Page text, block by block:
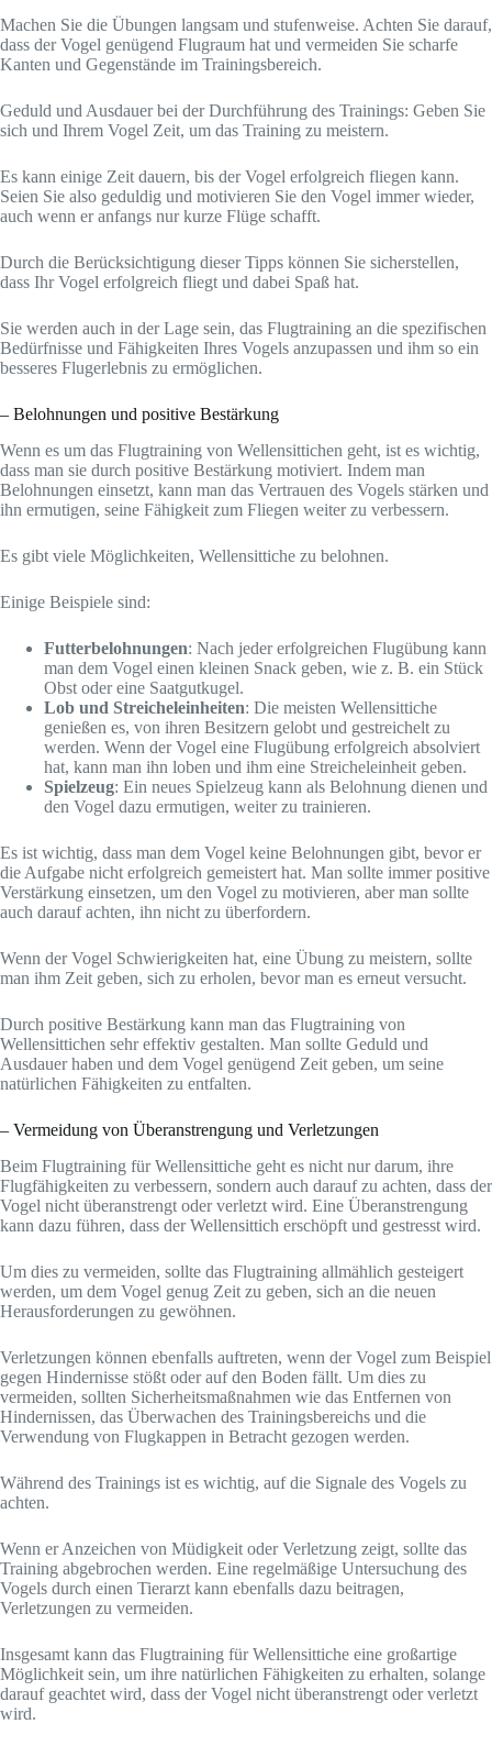
Machen Sie die Übungen langsam und stufenweise. Achten Sie darauf,
dass der Vogel genügend Flugraum hat und vermeiden Sie scharfe
Kanten und Gegenstände im Trainingsbereich.
Geduld und Ausdauer bei der Durchführung des Trainings: Geben Sie
sich und Ihrem Vogel Zeit, um das Training zu meistern.
Es kann einige Zeit dauern, bis der Vogel erfolgreich fliegen kann.
Seien Sie also geduldig und motivieren Sie den Vogel immer wieder,
auch wenn er anfangs nur kurze Flüge schafft.
Durch die Berücksichtigung dieser Tipps können Sie sicherstellen,
dass Ihr Vogel erfolgreich fliegt und dabei Spaß hat.
Sie werden auch in der Lage sein, das Flugtraining an die spezifischen
Bedürfnisse und Fähigkeiten Ihres Vogels anzupassen und ihm so ein
besseres Flugerlebnis zu ermöglichen.
– Belohnungen und positive Bestärkung
Wenn es um das Flugtraining von Wellensittichen geht, ist es wichtig,
dass man sie durch positive Bestärkung motiviert. Indem man
Belohnungen einsetzt, kann man das Vertrauen des Vogels stärken und
ihn ermutigen, seine Fähigkeit zum Fliegen weiter zu verbessern.
Es gibt viele Möglichkeiten, Wellensittiche zu belohnen.
Einige Beispiele sind:
Futterbelohnungen: Nach jeder erfolgreichen Flugübung kann
man dem Vogel einen kleinen Snack geben, wie z. B. ein Stück
Obst oder eine Saatgutkugel.
Lob und Streicheleinheiten: Die meisten Wellensittiche
genießen es, von ihren Besitzern gelobt und gestreichelt zu
werden. Wenn der Vogel eine Flugübung erfolgreich absolviert
hat, kann man ihn loben und ihm eine Streicheleinheit geben.
Spielzeug: Ein neues Spielzeug kann als Belohnung dienen und
den Vogel dazu ermutigen, weiter zu trainieren.
Es ist wichtig, dass man dem Vogel keine Belohnungen gibt, bevor er
die Aufgabe nicht erfolgreich gemeistert hat. Man sollte immer positive
Verstärkung einsetzen, um den Vogel zu motivieren, aber man sollte
auch darauf achten, ihn nicht zu überfordern.
Wenn der Vogel Schwierigkeiten hat, eine Übung zu meistern, sollte
man ihm Zeit geben, sich zu erholen, bevor man es erneut versucht.
Durch positive Bestärkung kann man das Flugtraining von
Wellensittichen sehr effektiv gestalten. Man sollte Geduld und
Ausdauer haben und dem Vogel genügend Zeit geben, um seine
natürlichen Fähigkeiten zu entfalten.
– Vermeidung von Überanstrengung und Verletzungen
Beim Flugtraining für Wellensittiche geht es nicht nur darum, ihre
Flugfähigkeiten zu verbessern, sondern auch darauf zu achten, dass der
Vogel nicht überanstrengt oder verletzt wird. Eine Überanstrengung
kann dazu führen, dass der Wellensittich erschöpft und gestresst wird.
Um dies zu vermeiden, sollte das Flugtraining allmählich gesteigert
werden, um dem Vogel genug Zeit zu geben, sich an die neuen
Herausforderungen zu gewöhnen.
Verletzungen können ebenfalls auftreten, wenn der Vogel zum Beispiel
gegen Hindernisse stößt oder auf den Boden fällt. Um dies zu
vermeiden, sollten Sicherheitsmaßnahmen wie das Entfernen von
Hindernissen, das Überwachen des Trainingsbereichs und die
Verwendung von Flugkappen in Betracht gezogen werden.
Während des Trainings ist es wichtig, auf die Signale des Vogels zu
achten.
Wenn er Anzeichen von Müdigkeit oder Verletzung zeigt, sollte das
Training abgebrochen werden. Eine regelmäßige Untersuchung des
Vogels durch einen Tierarzt kann ebenfalls dazu beitragen,
Verletzungen zu vermeiden.
Insgesamt kann das Flugtraining für Wellensittiche eine großartige
Möglichkeit sein, um ihre natürlichen Fähigkeiten zu erhalten, solange
darauf geachtet wird, dass der Vogel nicht überanstrengt oder verletzt
wird.